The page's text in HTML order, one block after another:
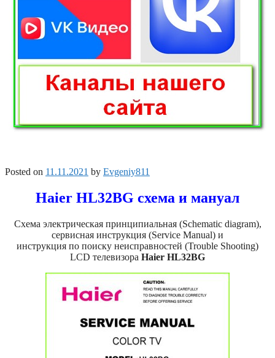
Posted on 11.11.2021 by Evgeniy811
Haier HL32BG схема и мануал
Схема электрическая принципиальная (Schematic diagram),
сервисная инструкция (Service Manual) и
инструкция по поиску неисправностей (Trouble Shooting)
LCD телевизора Haier HL32BG